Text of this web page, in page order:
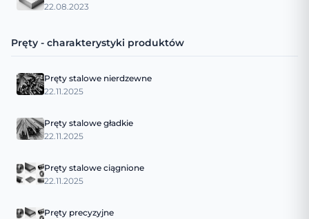
22.08.2023
Pręty - charakterystyki produktów
Pręty stalowe nierdzewne
22.11.2025
Pręty stalowe gładkie
22.11.2025
Pręty stalowe ciągnione
22.11.2025
Pręty precyzyjne